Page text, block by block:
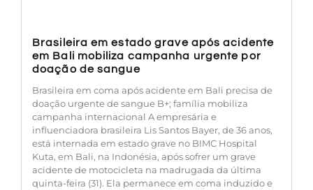
Brasileira em estado grave após acidente
em Bali mobiliza campanha urgente por
doação de sangue
Brasileira em coma após acidente em Bali precisa de
doação urgente de sangue B+; família mobiliza
campanha internacional A empresária e
influenciadora brasileira Lis Santos Bayer, de 36 anos,
está internada em estado grave no BIMC Hospital
Kuta, em Bali, na Indonésia, após sofrer um grave
acidente de motocicleta na madrugada da última
quinta-feira (31). Ela permanece em coma induzido e